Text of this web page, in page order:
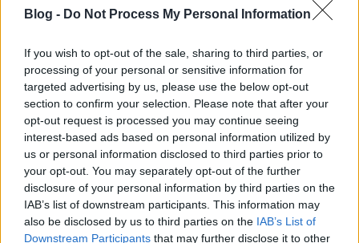
Blog - Do Not Process My Personal Information
If you wish to opt-out of the sale, sharing to third parties, or
processing of your personal or sensitive information for
targeted advertising by us, please use the below opt-out
section to confirm your selection. Please note that after your
opt-out request is processed you may continue seeing
interest-based ads based on personal information utilized by
us or personal information disclosed to third parties prior to
your opt-out. You may separately opt-out of the further
disclosure of your personal information by third parties on the
IAB’s list of downstream participants. This information may
also be disclosed by us to third parties on the IAB’s List of
Downstream Participants that may further disclose it to other
meggondoljuk, hogy ez egy dinamikusan növekvő
vágyása mozgatja az egészet. Áramot, ipari
termékeket, autót használunk az élet alapvetőbb
szükségleteihez, de a turizmus száz százalékban
hobbi. Mondhatnám, hogy luxus, de mára már nem
az, csak ebben az összefüggésben.
Ráadásul míg minden más nagy kibocsátó
(energiaszektor, ipar, autók, szállítmányozás)
számára iszonyú költséges beruházásokat és
folyamatváltásokat kell bevezetni ahhoz, hogy
képesek legyenek olyan csökkenést elérni, ami felér a
turizmus kibocsátásával, addig a turizmus képes